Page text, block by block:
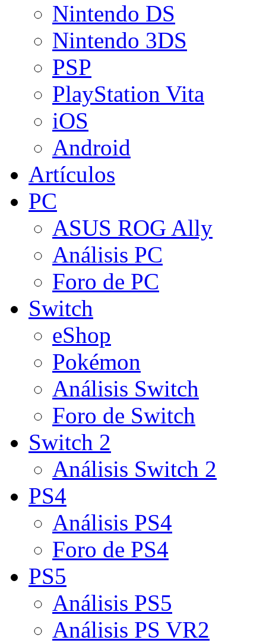
Nintendo DS
Nintendo 3DS
PSP
PlayStation Vita
iOS
Android
Artículos
PC
ASUS ROG Ally
Análisis PC
Foro de PC
Switch
eShop
Pokémon
Análisis Switch
Foro de Switch
Switch 2
Análisis Switch 2
PS4
Análisis PS4
Foro de PS4
PS5
Análisis PS5
Análisis PS VR2